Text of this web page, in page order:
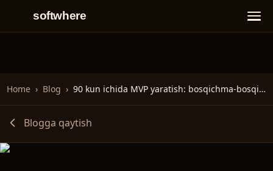
softwhere
Home › Blog › 90 kun ichida MVP yaratish: bosqichma-bosqich yo‘naltiruvchi
Blogga qaytish